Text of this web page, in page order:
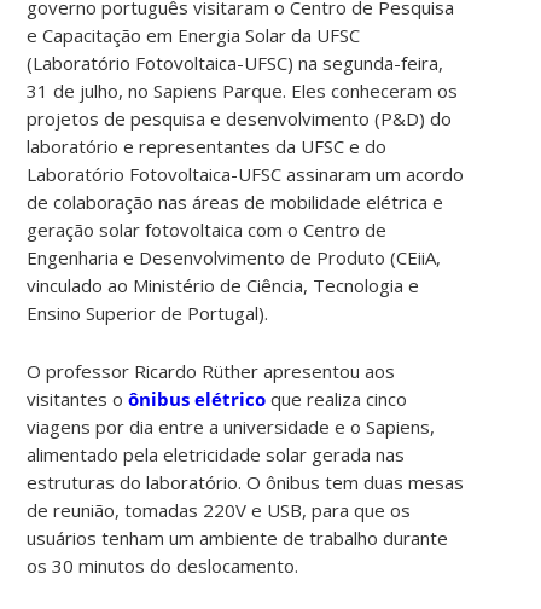
governo português visitaram o Centro de Pesquisa
e Capacitação em Energia Solar da UFSC
(Laboratório Fotovoltaica-UFSC) na segunda-feira,
31 de julho, no Sapiens Parque. Eles conheceram os
projetos de pesquisa e desenvolvimento (P&D) do
laboratório e representantes da UFSC e do
Laboratório Fotovoltaica-UFSC assinaram um acordo
de colaboração nas áreas de mobilidade elétrica e
geração solar fotovoltaica com o Centro de
Engenharia e Desenvolvimento de Produto (CEiiA,
vinculado ao Ministério de Ciência, Tecnologia e
Ensino Superior de Portugal).
O professor Ricardo Rüther apresentou aos
visitantes oônibus elétrico que realiza cinco
viagens por dia entre a universidade e o Sapiens,
alimentado pela eletricidade solar gerada nas
estruturas do laboratório. O ônibus tem duas mesas
de reunião, tomadas 220V e USB, para que os
usuários tenham um ambiente de trabalho durante
os 30 minutos do deslocamento.